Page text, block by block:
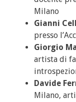
Milano
Gianni
presso
Giorgio
artista di
Davide
Milano,